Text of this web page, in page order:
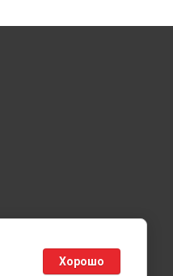
Хорошо